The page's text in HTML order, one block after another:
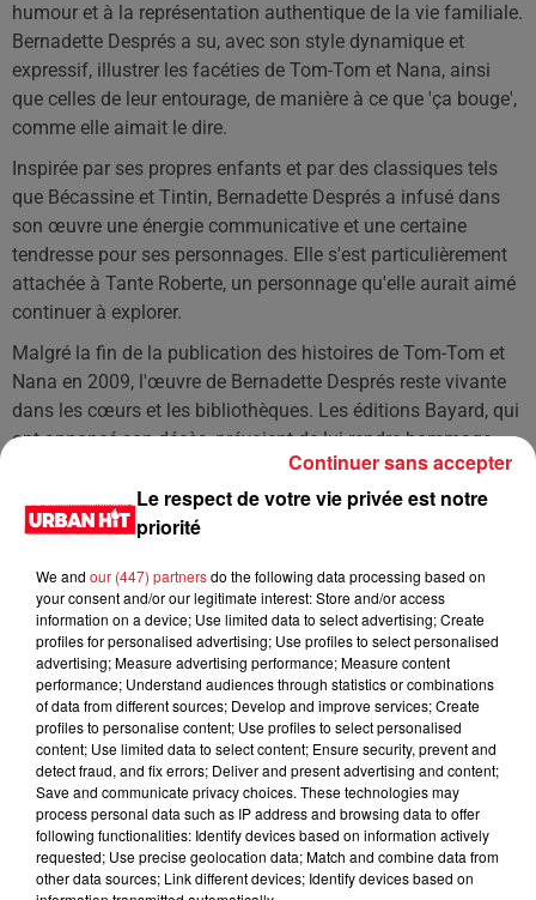
humour et à la représentation authentique de la vie familiale.
Bernadette Després a su, avec son style dynamique et
expressif, illustrer les facéties de Tom-Tom et Nana, ainsi
que celles de leur entourage, de manière à ce que 'ça bouge',
comme elle aimait le dire.
Inspirée par ses propres enfants et par des classiques tels
que Bécassine et Tintin, Bernadette Després a infusé dans
son œuvre une énergie communicative et une certaine
tendresse pour ses personnages. Elle s'est particulièrement
attachée à Tante Roberte, un personnage qu'elle aurait aimé
continuer à explorer.
Malgré la fin de la publication des histoires de Tom-Tom et
Nana en 2009, l'œuvre de Bernadette Després reste vivante
dans les cœurs et les bibliothèques. Les éditions Bayard, qui
ont annoncé son décès, prévoient de lui rendre hommage
lors du Salon du livre et de la presse jeunesse à Montreuil.
Une manière de célébrer sa contribution significative à la
bande dessinée et à l'éveil littéraire des enfants.
LES DERNIÈRES NEWS Voir plus
Jay-Z se bat contre la grand-mère
d'un homme prétendant être son fils
Cassie met fin à une ex-escorte
masculine dans sa bataille...
Le respect de votre vie privée est notre
priorité
We and our (447) partnersdo the following data processing based on
your consent and/or our legitimate interest: Store and/or access
information on a device; Use limited data to select advertising; Create
profiles for personalised advertising; Use profiles to select personalised
advertising; Measure advertising performance; Measure content
performance; Understand audiences through statistics or combinations
of data from different sources; Develop and improve services; Create
profiles to personalise content; Use profiles to select personalised
content; Use limited data to select content; Ensure security, prevent and
detect fraud, and fix errors; Deliver and present advertising and content;
Save and communicate privacy choices. These technologies may
process personal data such as IP address and browsing data to offer
following functionalities: Identify devices based on information actively
requested; Use precise geolocation data; Match and combine data from
other data sources; Link different devices; Identify devices based on
Continuer sans accepter